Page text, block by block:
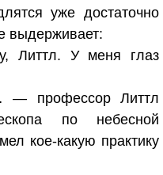
уже достаточно
выдерживает:
Литтл. У меня глаз
— профессор Литтл
по небесной
кое-какую практику